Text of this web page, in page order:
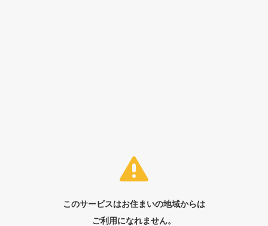
このサービスはお住まいの地域からは
ご利用になれません。